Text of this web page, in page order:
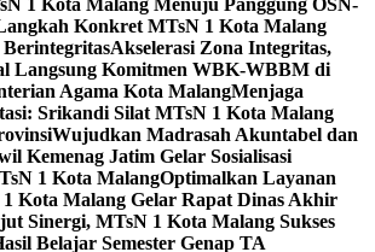
1 Kota Malang Menuju Panggung OSN-
Konkret MTsN 1 Kota Malang
Akselerasi Zona Integritas,
Langsung Komitmen WBK-WBBM di
Agama Kota MalangMenjaga
Srikandi Silat MTsN 1 Kota Malang
Wujudkan Madrasah Akuntabel dan
Kemenag Jatim Gelar Sosialisasi
1 Kota MalangOptimalkan Layanan
Kota Malang Gelar Rapat Dinas Akhir
Sinergi, MTsN 1 Kota Malang Sukses
Belajar Semester Genap TA